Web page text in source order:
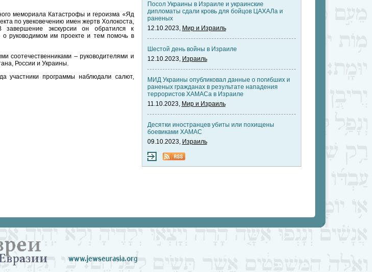
мемориала Катастрофы и героизма «Яд
по увековечению имен жертв Холокоста,
завершение экскурсии он обратился к
руководимом им проекте и тем помочь в
соотечественниками – руководителями и
России и Украины.
участники программы наблюдали салют,
Посол Украины в Израиле и украинские
дипломаты сдали кровь для бойцов ЦАХАЛа и
раненых
12.10.2023, Мир и Израиль
Шестой день войны в Израиле
12.10.2023, Израиль
МИД Украины опубликовал данные о погибших и
раненых гражданах в результате нападения
террористов ХАМАСа в Израиле
11.10.2023, Мир и Израиль
Десятки иностранцев убиты или похищены
боевиками ХАМАС
09.10.2023, Израиль